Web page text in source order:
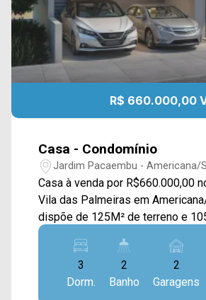
R$ 660.000,00
Casa - Condomínio
Jardim Pacaembu - Americana/
Casa à venda por R$660.000,00
Vila das Palmeiras em Americana/SP. Esta
dispõe de 125M² de terreno e
construção, contando com ampla
de jantar com pé-direito alto, e
cozinha toda planejada, área
área de serviço com armários. Possui teto
3
Dorm.
2
Banho
2
Garagens